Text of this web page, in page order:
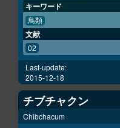
キーワード
鳥類
文献
02
Last-update:
2015-12-18
チブチャクン
Chibchacum